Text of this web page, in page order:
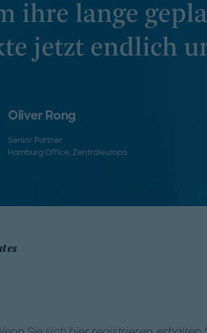
ihre lange
jetzt endlich
Oliver Rong
Senior Partner
Hamburg Office, Zentraleuropa